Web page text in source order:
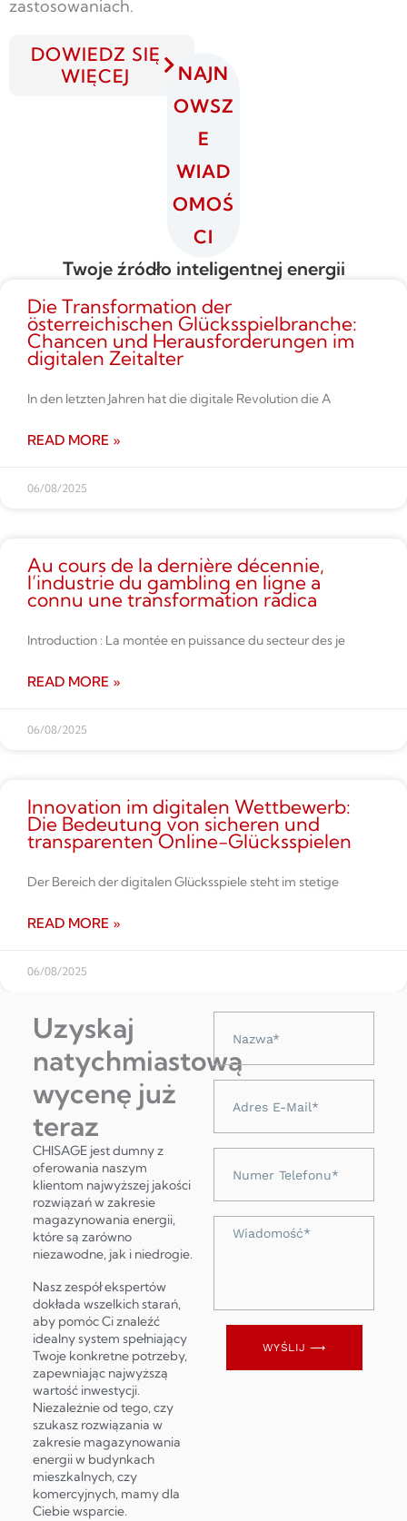
zastosowaniach.
DOWIEDZ SIĘ
WIĘCEJ
NAJN
OWSZ
E
WIAD
OMOŚ
CI
Twoje źródło inteligentnej energii
Die Transformation der
österreichischen Glücksspielbranche:
Chancen und Herausforderungen im
digitalen Zeitalter
In den letzten Jahren hat die digitale Revolution die A
READ MORE »
06/08/2025
Au cours de la dernière décennie,
l’industrie du gambling en ligne a
connu une transformation radica
Introduction : La montée en puissance du secteur des je
READ MORE »
06/08/2025
Innovation im digitalen Wettbe­werb:
Die Bedeutung von sicheren und
transparenten Online-Glücksspielen
Der Bereich der digitalen Glücksspiele steht im stetige
READ MORE »
06/08/2025
Uzyskaj
natychmiastową
wycenę już
teraz
CHISAGE jest dumny z
oferowania naszym
klientom najwyższej jakości
rozwiązań w zakresie
magazynowania energii,
które są zarówno
niezawodne, jak i niedrogie.
Nasz zespół ekspertów
dokłada wszelkich starań,
aby pomóc Ci znaleźć
idealny system spełniający
Twoje konkretne potrzeby,
zapewniając najwyższą
wartość inwestycji.
Niezależnie od tego, czy
szukasz rozwiązania w
zakresie magazynowania
energii w budynkach
mieszkalnych, czy
komercyjnych, mamy dla
Ciebie wsparcie.
telefonu
WYŚLIJ ⟶